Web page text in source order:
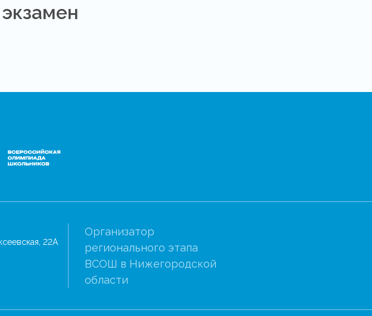
22А
Организатор
регионального этапа
ВСОШ в Нижегородской
области